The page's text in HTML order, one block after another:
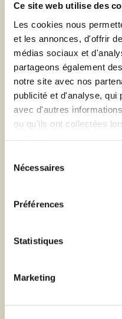
Ce site web utilise des
Les cookies nous
et les annonces, d'offrir
médias sociaux et
partageons également
notre site avec nos
publicité et d'analyse, qui
avec d'autres
ou qu'ils ont collectées
Nécessaires
Préférences
Statistiques
Marketing
Vous
ABRI DE JARDIN
MÉTALLIQUE